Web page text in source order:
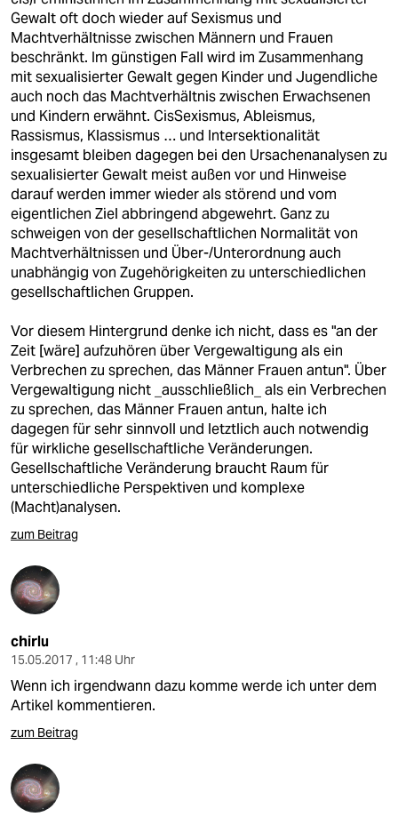
Gewalt oft doch wieder auf Sexismus und
Machtverhältnisse zwischen Männern und Frauen
beschränkt. Im günstigen Fall wird im Zusammenhang
mit sexualisierter Gewalt gegen Kinder und Jugendliche
auch noch das Machtverhältnis zwischen Erwachsenen
und Kindern erwähnt. CisSexismus, Ableismus,
Rassismus, Klassismus … und Intersektionalität
insgesamt bleiben dagegen bei den Ursachenanalysen zu
sexualisierter Gewalt meist außen vor und Hinweise
darauf werden immer wieder als störend und vom
eigentlichen Ziel abbringend abgewehrt. Ganz zu
schweigen von der gesellschaftlichen Normalität von
Machtverhältnissen und Über-/Unterordnung auch
unabhängig von Zugehörigkeiten zu unterschiedlichen
gesellschaftlichen Gruppen.
Vor diesem Hintergrund denke ich nicht, dass es "an der
Zeit [wäre] aufzuhören über Vergewaltigung als ein
Verbrechen zu sprechen, das Männer Frauen antun". Über
Vergewaltigung nicht _ausschließlich_ als ein Verbrechen
zu sprechen, das Männer Frauen antun, halte ich
dagegen für sehr sinnvoll und letztlich auch notwendig
für wirkliche gesellschaftliche Veränderungen.
Gesellschaftliche Veränderung braucht Raum für
unterschiedliche Perspektiven und komplexe
(Macht)analysen.
zum Beitrag
chirlu
15.05.2017 , 11:48 Uhr
Wenn ich irgendwann dazu komme werde ich unter dem
Artikel kommentieren.
zum Beitrag